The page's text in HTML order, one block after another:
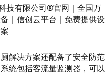
解决方案还配备了安全防范
统包括客流量监测器，可以